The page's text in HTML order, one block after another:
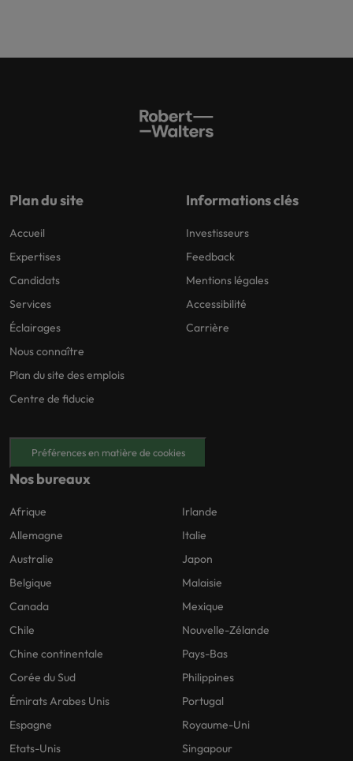
Plan du site
Accueil
Expertises
Candidats
Services
Éclairages
Nous connaître
Plan du site des emplois
Centre de fiducie
Informations clés
Investisseurs
Feedback
Mentions légales
Accessibilité
Carrière
Préférences en matière de cookies
Nos bureaux
Afrique
Allemagne
Australie
Belgique
Canada
Chile
Chine continentale
Corée du Sud
Émirats Arabes Unis
Espagne
Etats-Unis
Irlande
Italie
Japon
Malaisie
Mexique
Nouvelle-Zélande
Pays-Bas
Philippines
Portugal
Royaume-Uni
Singapour